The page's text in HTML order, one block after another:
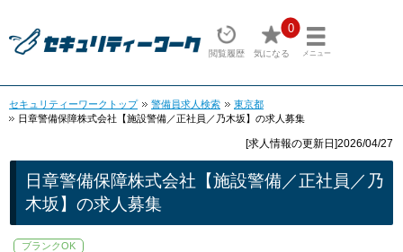
閲覧履歴
0
気になる メニュー
セキュリティーワークトップ 警備員求人検索
東京都
日章警備保障株式会社【施設警備／正社員／乃木坂】の求人募集
[求人情報の更新日]2026/04/27
日章警備保障株式会社【施設警備／正社員／乃
木坂】の求人募集
ブランクOK